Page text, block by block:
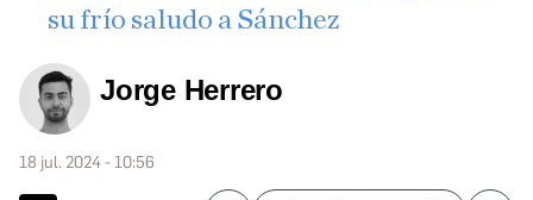
su frío saludo a Sánchez
Jorge Herrero
18 jul. 2024 - 10:56